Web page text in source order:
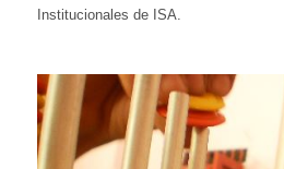
Institucionales de ISA.